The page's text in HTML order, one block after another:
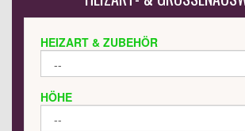
HEIZART & ZUBEHÖR
HÖHE